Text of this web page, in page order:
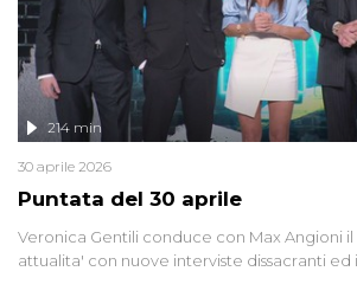
Puntata del 30 aprile
214 min
30 aprile 2026
Veronica Gentili conduce con Max Angioni
attualita' con nuove interviste dissacranti